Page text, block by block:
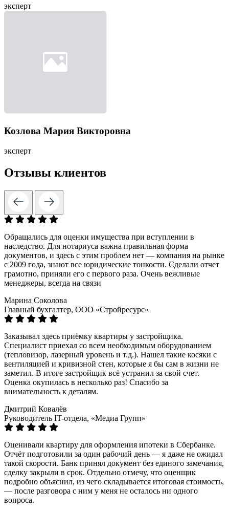
эксперт
Козлова Мария Викторовна
эксперт
Отзывы клиентов
Обращались для оценки имущества при вступлении в
наследство. Для нотариуса важна правильная форма
документов, и здесь с этим проблем нет — компания на рынке
с 2009 года, знают все юридические тонкости. Сделали отчет
грамотно, приняли его с первого раза. Очень вежливые
менеджеры, всегда на связи
Марина Соколова
Главный бухгалтер, ООО «Стройресурс»
Заказывал здесь приёмку квартиры у застройщика.
Специалист приехал со всем необходимым оборудованием
(тепловизор, лазерный уровень и т.д.). Нашел такие косяки с
вентиляцией и кривизной стен, которые я бы сам в жизни не
заметил. В итоге застройщик всё устранил за свой счет.
Оценка окупилась в несколько раз! Спасибо за
внимательность к деталям.
Дмитрий Ковалёв
Руководитель IT-отдела, «Медиа Групп»
Оценивали квартиру для оформления ипотеки в Сбербанке.
Отчёт подготовили за один рабочий день — я даже не ожидал
такой скорости. Банк принял документ без единого замечания,
сделку закрыли в срок. Отдельно отмечу, что оценщик
подробно объяснил, из чего складывается итоговая стоимость,
— после разговора с ним у меня не осталось ни одного
вопроса.